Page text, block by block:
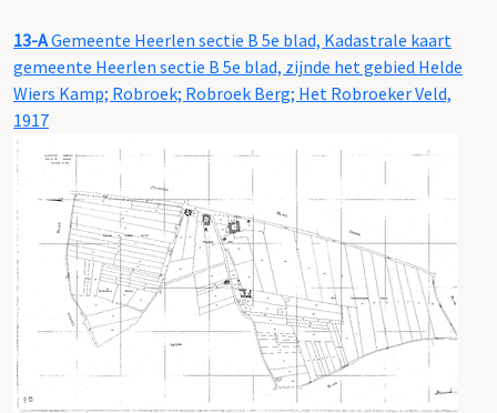
13-AGemeente Heerlen sectie B 5e blad, Kadastrale kaart
gemeente Heerlen sectie B 5e blad, zijnde het gebied Helde
Wiers Kamp; Robroek; Robroek Berg; Het Robroeker Veld,
1917